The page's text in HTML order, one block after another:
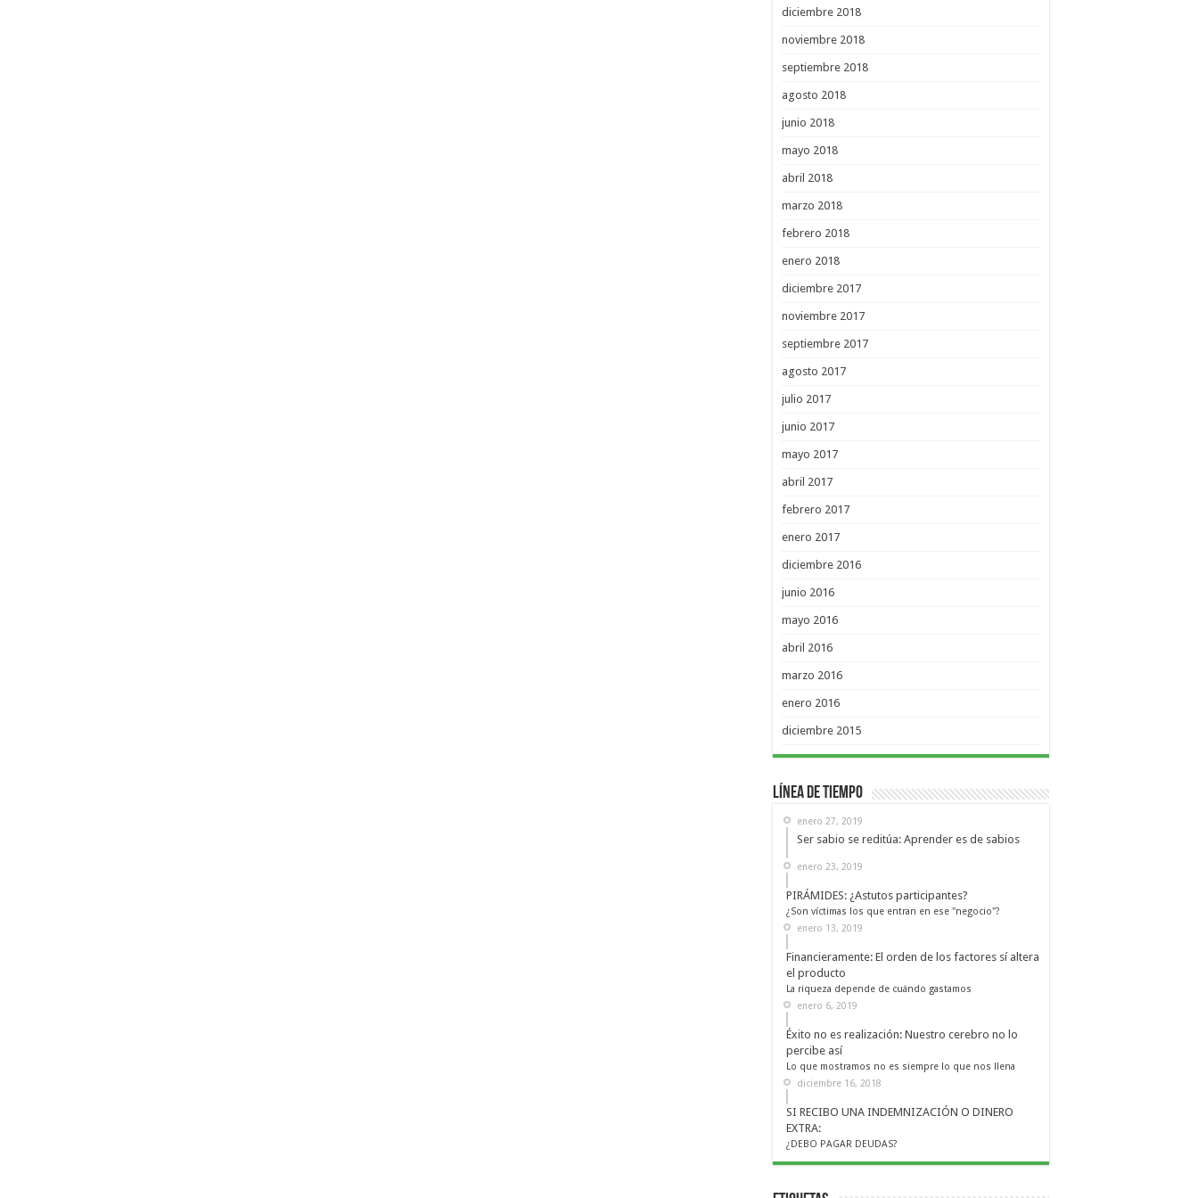
diciembre 2018
noviembre 2018
septiembre 2018
agosto 2018
junio 2018
mayo 2018
abril 2018
marzo 2018
febrero 2018
enero 2018
diciembre 2017
noviembre 2017
septiembre 2017
agosto 2017
julio 2017
junio 2017
mayo 2017
abril 2017
febrero 2017
enero 2017
diciembre 2016
junio 2016
mayo 2016
abril 2016
marzo 2016
enero 2016
diciembre 2015
Línea de Tiempo
enero 27, 2019
Ser sabio se reditúa: Aprender es de sabios
enero 23, 2019
PIRÁMIDES: ¿Astutos participantes?
¿Son víctimas los que entran en ese "negocio"?
enero 13, 2019
Financieramente: El orden de los factores sí altera
el producto
La riqueza depende de cuándo gastamos
enero 6, 2019
Éxito no es realización: Nuestro cerebro no lo
percibe así
Lo que mostramos no es siempre lo que nos llena
diciembre 16, 2018
SI RECIBO UNA INDEMNIZACIÓN O DINERO
EXTRA:
¿DEBO PAGAR DEUDAS?